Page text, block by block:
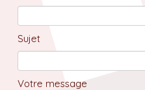
Sujet
Votre message